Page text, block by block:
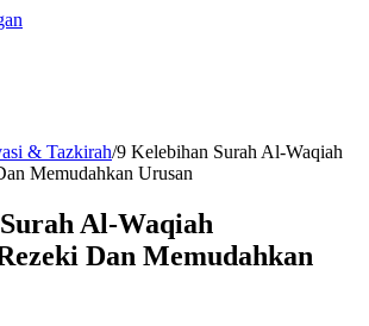
& Tazkirah/9 Kelebihan Surah Al-Waqiah
Memudahkan Urusan
Al-Waqiah
Dan Memudahkan